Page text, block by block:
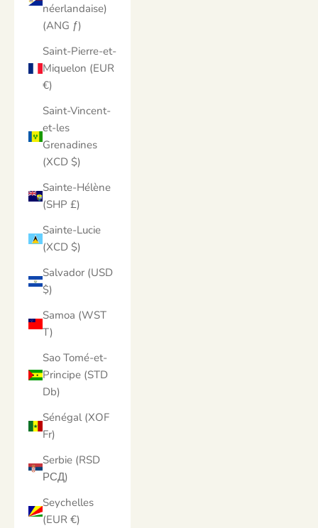
néerlandaise)
(ANG ƒ)
Saint-Pierre-et-
Miquelon (EUR
€)
Saint-Vincent-
et-les
Grenadines
(XCD $)
Sainte-Hélène
(SHP £)
Sainte-Lucie
(XCD $)
Salvador (USD
$)
Samoa (WST
T)
Sao Tomé-et-
Principe (STD
Db)
Sénégal (XOF
Fr)
Serbie (RSD
РСД)
Seychelles
(EUR €)